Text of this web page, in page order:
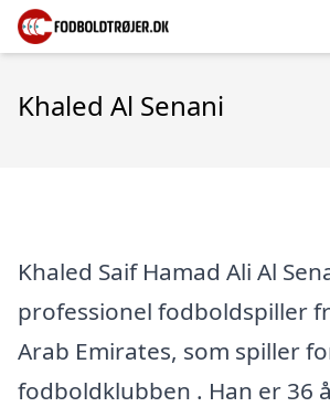
Khaled Al Senani
Khaled Saif Hamad Ali Al
professionel fodboldspiller
Arab Emirates, som spiller
fodboldklubben . Han er 36